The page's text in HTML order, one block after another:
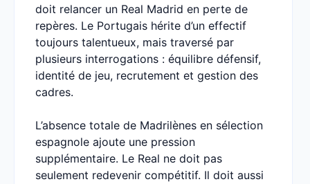
doit relancer un Real Madrid en perte de
repères. Le Portugais hérite d’un effectif
toujours talentueux, mais traversé par
plusieurs interrogations : équilibre défensif,
identité de jeu, recrutement et gestion des
cadres.
L’absence totale de Madrilènes en sélection
espagnole ajoute une pression
supplémentaire. Le Real ne doit pas
seulement redevenir compétitif. Il doit aussi